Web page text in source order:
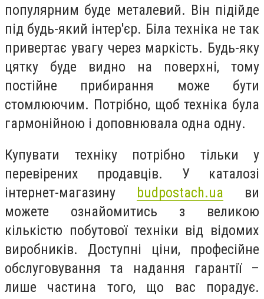
популярним буде металевий. Він підійде
під будь-який інтер'єр. Біла техніка не так
привертає увагу через маркість. Будь-яку
цятку буде видно на поверхні, тому
постійне прибирання може бути
стомлюючим. Потрібно, щоб техніка була
гармонійною і доповнювала одна одну.
Купувати техніку потрібно тільки у
перевірених продавців. У каталозі
інтернет-магазину
budpostach.ua ви
можете ознайомитись з великою
кількістю побутової техніки від відомих
виробників. Доступні ціни, професійне
обслуговування та надання гарантії –
лише частина того, що вас порадує.